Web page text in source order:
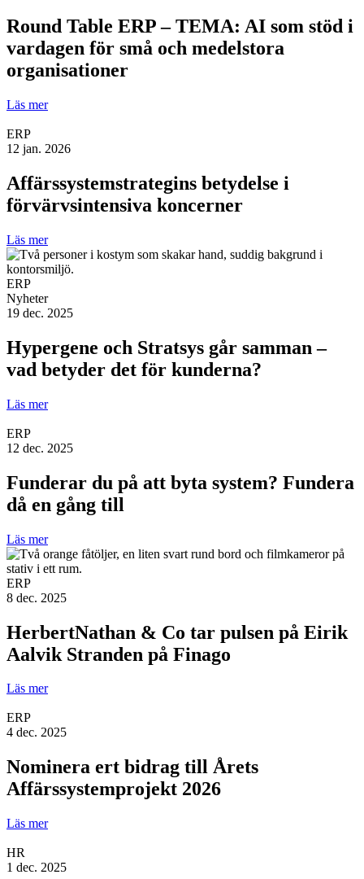
Round Table ERP – TEMA: AI som stöd i
vardagen för små och medelstora
organisationer
Läs mer
ERP
12 jan. 2026
Affärssystemstrategins betydelse i
förvärvsintensiva koncerner
Läs mer
ERP
Nyheter
19 dec. 2025
Hypergene och Stratsys går samman –
vad betyder det för kunderna?
Läs mer
ERP
12 dec. 2025
Funderar du på att byta system? Fundera
då en gång till
Läs mer
ERP
8 dec. 2025
HerbertNathan & Co tar pulsen på Eirik
Aalvik Stranden på Finago
Läs mer
ERP
4 dec. 2025
Nominera ert bidrag till Årets
Affärssystemprojekt 2026
Läs mer
HR
1 dec. 2025